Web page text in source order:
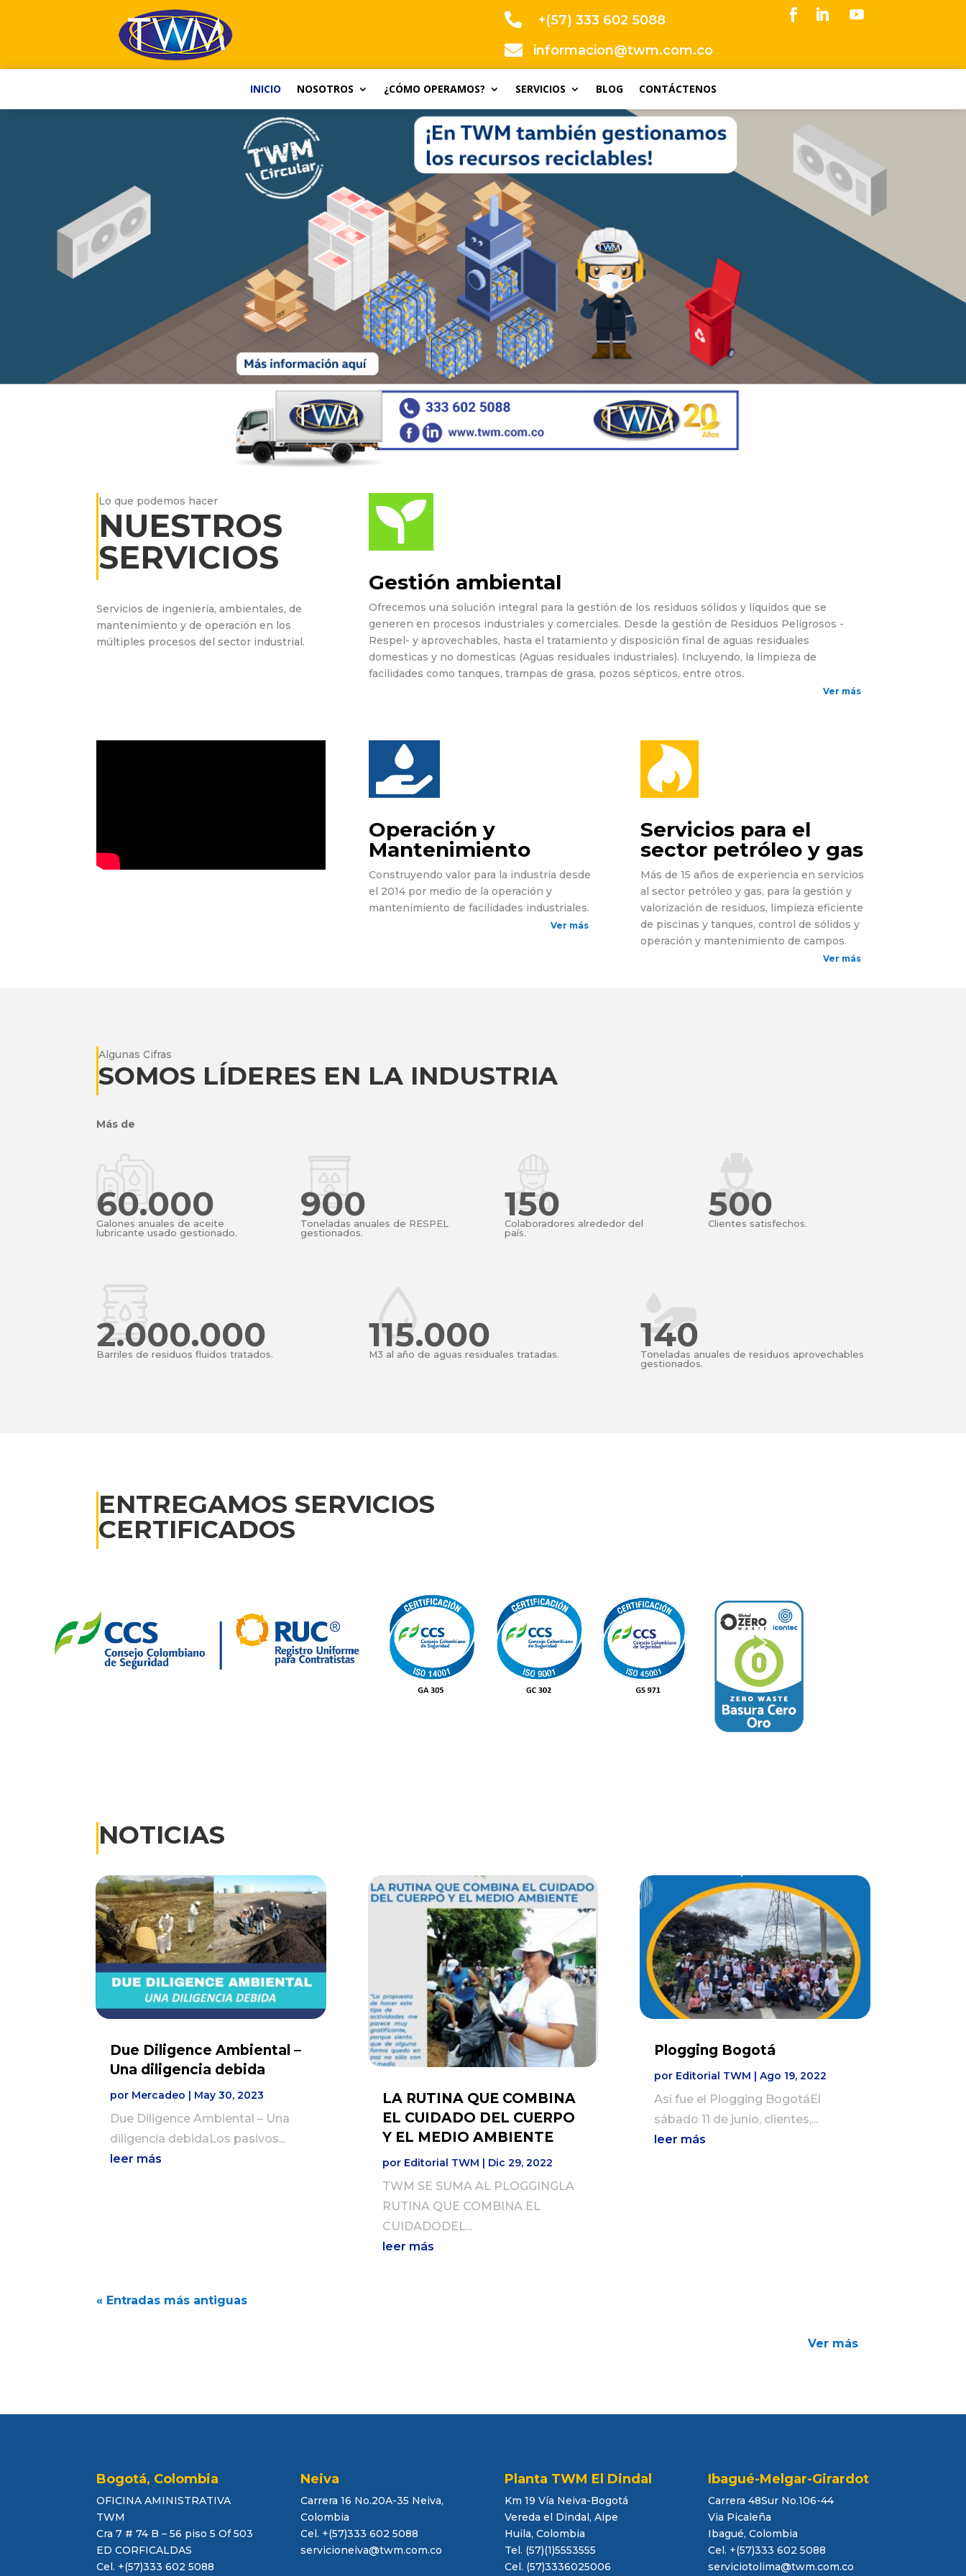
 +(57) 333 602 5088
 informacion@twm.com.co
INICIO NOSOTROS ¿CÓMO OPERAMOS? SERVICIOS BLOG CONTÁCTENOS
Lo que podemos hacer
NUESTROS
SERVICIOS
Servicios de ingeniería, ambientales, de
mantenimiento y de operación en los
múltiples procesos del sector industrial.

Gestión ambiental
Ofrecemos una solución integral para la gestión de los residuos sólidos y líquidos que se
generen en procesos industriales y comerciales. Desde la gestión de Residuos Peligrosos -
Respel- y aprovechables, hasta el tratamiento y disposición final de aguas residuales
domesticas y no domesticas (Aguas residuales industriales). Incluyendo, la limpieza de
facilidades como tanques, trampas de grasa, pozos sépticos, entre otros.
Ver más

Operación y
Mantenimiento
Construyendo valor para la industria desde
el 2014 por medio de la operación y
mantenimiento de facilidades industriales.
Ver más

Servicios para el
sector petróleo y gas
Más de 15 años de experiencia en servicios
al sector petróleo y gas, para la gestión y
valorización de residuos, limpieza eficiente
de piscinas y tanques, control de sólidos y
operación y mantenimiento de campos.
Ver más
Algunas Cifras
SOMOS LÍDERES EN LA INDUSTRIA
Más de
60.000
Galones anuales de aceite
lubricante usado gestionado.
900
Toneladas anuales de RESPEL
gestionados.
150
Colaboradores alrededor del
país.
500
Clientes satisfechos.
2.000.000
Barriles de residuos fluidos tratados. 115.000
M3 al año de aguas residuales tratadas. 140
Toneladas anuales de residuos aprovechables
gestionados.
ENTREGAMOS SERVICIOS
CERTIFICADOS
NOTICIAS
Due Diligence Ambiental –
Una diligencia debida
por Mercadeo May 30, 2023
Due Diligence Ambiental – Una
diligencia debidaLos pasivos...
leer más
LA RUTINA QUE COMBINA
EL CUIDADO DEL CUERPO
Y EL MEDIO AMBIENTE
por Editorial TWM | Dic 29, 2022
TWM SE SUMA AL PLOGGINGLA
RUTINA QUE COMBINA EL
CUIDADODEL...
leer más
Plogging Bogotá
por Editorial TWM Ago 19, 2022
Así fue el Plogging BogotáEl
sábado 11 de junio, clientes,...
leer más
« Entradas más antiguas
Ver más
Bogotá, Colombia
OFICINA AMINISTRATIVA
TWM
Cra 7 # 74 B – 56 piso 5 Of 503
ED CORFICALDAS
Cel. +(57)333 602 5088
Neiva
Carrera 16 No.20A-35 Neiva,
Colombia
Cel. +(57)333 602 5088
servicioneiva@twm.com.co
Planta TWM El Dindal
Km 19 Vía Neiva-Bogotá
Vereda el Dindal, Aipe
Huila, Colombia
Tel. (57)(1)5553555
Cel. (57)3336025006
Ibagué-Melgar-Girardot
Carrera 48Sur No.106-44
Via Picaleña
Ibagué, Colombia
Cel. +(57)333 602 5088
serviciotolima@twm.com.co